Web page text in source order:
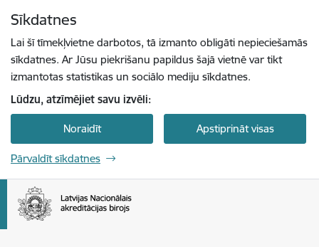
Sīkdatnes
Lai šī tīmekļvietne darbotos, tā izmanto obligāti nepieciešamās
sīkdatnes. Ar Jūsu piekrišanu papildus šajā vietnē var tikt
izmantotas statistikas un sociālo mediju sīkdatnes.
Lūdzu, atzīmējiet savu izvēli:
Noraidīt Apstiprināt visas
Pārvaldīt sīkdatnes